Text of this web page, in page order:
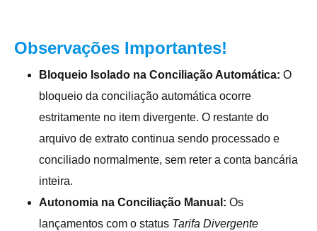
Observações Importantes!
Bloqueio Isolado na Conciliação Automática: O
bloqueio da conciliação automática ocorre
estritamente no item divergente. O restante do
arquivo de extrato continua sendo processado e
conciliado normalmente, sem reter a conta bancária
inteira.
Autonomia na Conciliação Manual: Os
lançamentos com o status Tarifa Divergente